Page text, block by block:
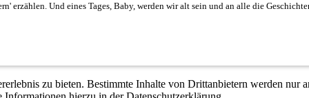
erzählen. Und eines Tages, Baby, werden wir alt sein und an alle die
zu bieten. Bestimmte Inhalte von Drittanbietern werden nur